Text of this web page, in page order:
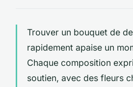
Trouver un bouquet de
rapidement apaise un
Chaque composition
soutien, avec des fleurs